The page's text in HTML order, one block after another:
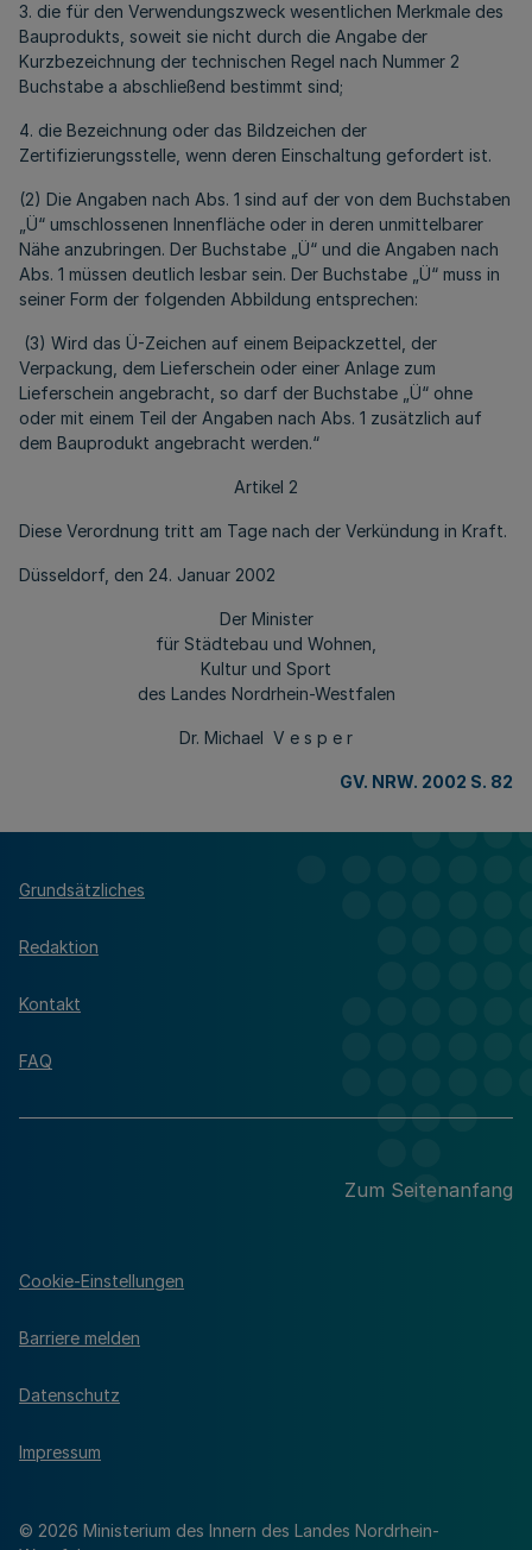
3. die für den Verwendungszweck wesentlichen Merkmale des
Bauprodukts, soweit sie nicht durch die Angabe der
Kurzbezeichnung der technischen Regel nach Nummer 2
Buchstabe a abschließend bestimmt sind;
4. die Bezeichnung oder das Bildzeichen der
Zertifizierungsstelle, wenn deren Einschaltung gefordert ist.
(2) Die Angaben nach Abs. 1 sind auf der von dem Buchstaben
„Ü“ umschlossenen Innenfläche oder in deren unmittelbarer
Nähe anzubringen. Der Buchstabe „Ü“ und die Angaben nach
Abs. 1 müssen deutlich lesbar sein. Der Buchstabe „Ü“ muss in
seiner Form der folgenden Abbildung entsprechen:
(3) Wird das Ü-Zeichen auf einem Beipackzettel, der
Verpackung, dem Lieferschein oder einer Anlage zum
Lieferschein angebracht, so darf der Buchstabe „Ü“ ohne
oder mit einem Teil der Angaben nach Abs. 1 zusätzlich auf
dem Bauprodukt angebracht werden.“
Artikel 2
Diese Verordnung tritt am Tage nach der Verkündung in Kraft.
Düsseldorf, den 24. Januar 2002
Der Minister
für Städtebau und Wohnen,
Kultur und Sport
des Landes Nordrhein-Westfalen
Dr. Michael V e s p e r
GV. NRW. 2002 S. 82
Grundsätzliches
Redaktion
Kontakt
FAQ
Zum Seitenanfang
© 2026 Ministerium des Innern des Landes Nordrhein-
Cookie-Einstellungen
Barriere melden
Datenschutz
Impressum